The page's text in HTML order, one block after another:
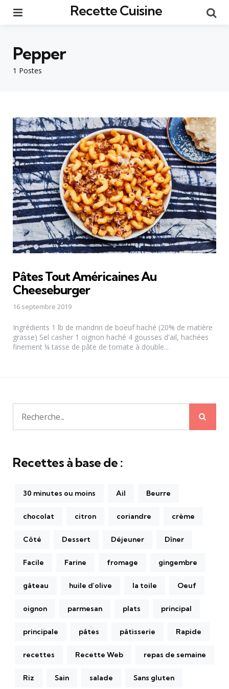
Recette Cuisine
1 Postes
Pepper
Pâtes Tout Américaines Au
Cheeseburger
16 septembre 2019
Ingrédients 1 lb de mandrin de boeuf haché (20% de matière
grasse) Sel casher 1 oignon haché 4 gousses d'ail, hachées
finement ¼ tasse de pâte de tomate à double...
Recherche
pour:
Recettes à base de :
30 minutes ou moins Ail Beurre
chocolat citron coriandre crème
Côté Dessert Déjeuner Dîner
Facile Farine fromage gingembre
gâteau huile d'olive la toile Oeuf
oignon parmesan plats principal
principale pâtes pâtisserie Rapide
recettes Recette Web repas de semaine
Riz Sain salade Sans gluten